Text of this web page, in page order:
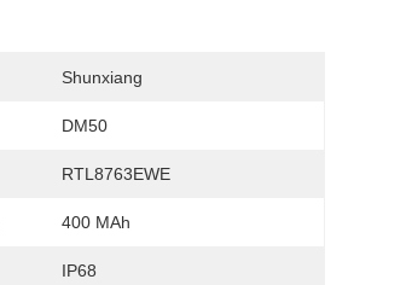
Shunxiang
DM50
RTL8763EWE
400 MAh
IP68